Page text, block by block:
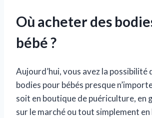
Où acheter des
bébé ?
Aujourd’hui, vous avez la possibilité
bodies pour bébés presque
soit en boutique de puériculture, en
sur le marché ou tout simplement en